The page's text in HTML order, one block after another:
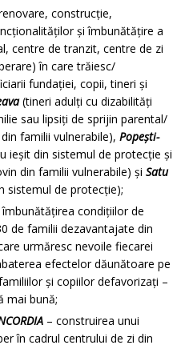
construcție,
și îmbunătățire a
centre de tranzit, centre de zi
în care trăiesc/
fundației, copii, tineri și
(tineri adulți cu dizabilități
sau lipsiţi de sprijin parental/
familii vulnerabile), Popești-
ieșit din sistemul de protecție și
din familii vulnerabile) și Satu
sistemul de protecție);
condițiilor de
de familii dezavantajate din
urmăresc nevoile fiecarei
efectelor dăunătoare pe
și copiilor defavorizați –
mai bună;
– construirea unui
în cadrul centrului de zi din